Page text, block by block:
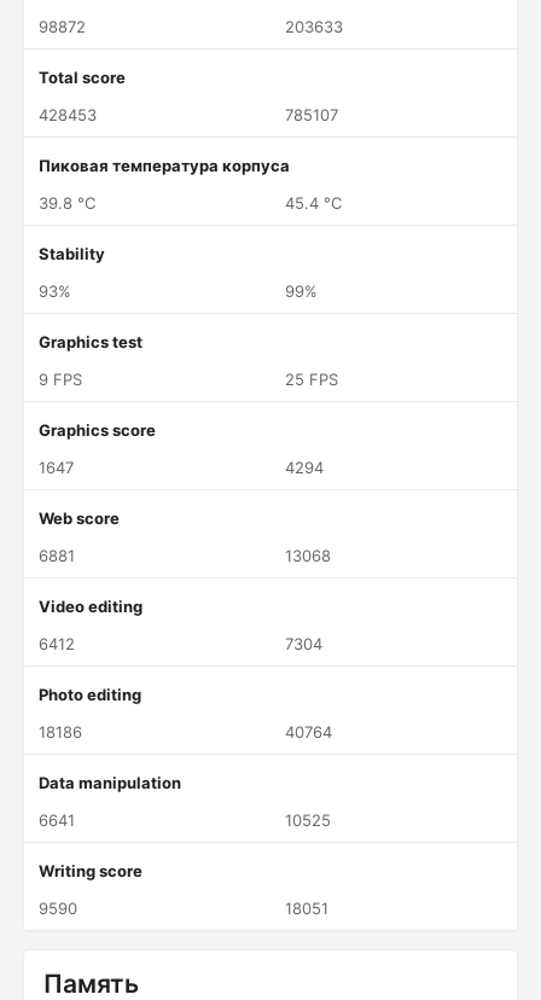
98872
203633
Total score
428453
785107
Пиковая температура корпуса
39.8 °C
45.4 °C
Stability
93%
99%
Graphics test
9 FPS
25 FPS
Graphics score
1647
4294
Web score
6881
13068
Video editing
6412
7304
Photo editing
18186
40764
Data manipulation
6641
10525
Writing score
9590
18051
Память